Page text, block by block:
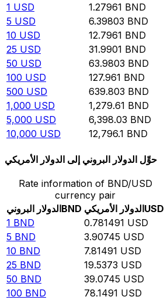
1 USD 1.27961 BND
5 USD 6.39803 BND
10 USD 12.7961 BND
25 USD 31.9901 BND
50 USD 63.9803 BND
100 USD 127.961 BND
500 USD 639.803 BND
1,000 USD 1,279.61 BND
5,000 USD 6,398.03 BND
10,000 USD 12,796.1 BND
حوِّل الدولار البروني إلى الدولار الأمريكي
Rate information of BND/USD
currency pair
الدولار البرونيBND الدولار الأمريكيUSD
1 BND 0.781491 USD
5 BND 3.90745 USD
10 BND 7.81491 USD
25 BND 19.5373 USD
50 BND 39.0745 USD
100 BND 78.1491 USD